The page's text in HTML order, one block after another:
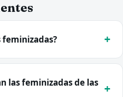
feminizadas?
las feminizadas de las